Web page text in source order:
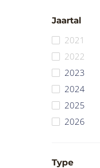
Jaartal
2021
2022
2023
2024
2025
2026
Type